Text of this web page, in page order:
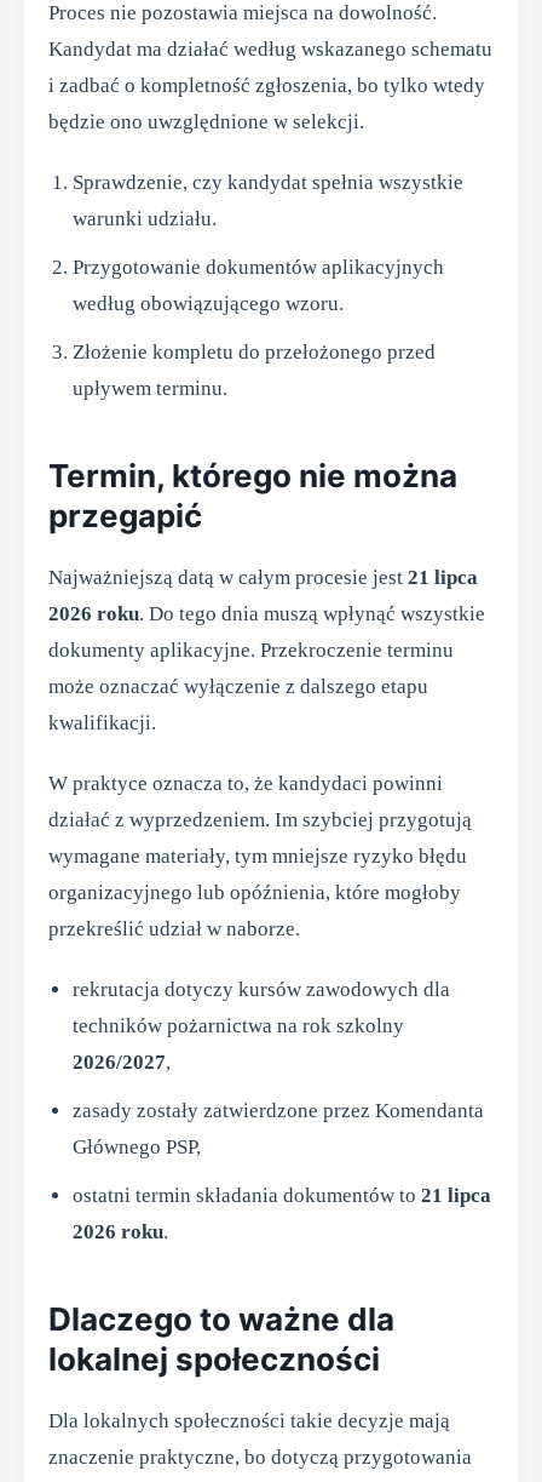
Proces nie pozostawia miejsca na dowolność.
Kandydat ma działać według wskazanego schematu
i zadbać o kompletność zgłoszenia, bo tylko wtedy
będzie ono uwzględnione w selekcji.
Sprawdzenie, czy kandydat spełnia wszystkie
warunki udziału.
Przygotowanie dokumentów aplikacyjnych
według obowiązującego wzoru.
Złożenie kompletu do przełożonego przed
upływem terminu.
Termin, którego nie można
przegapić
Najważniejszą datą w całym procesie jest 21 lipca
2026 roku. Do tego dnia muszą wpłynąć wszystkie
dokumenty aplikacyjne. Przekroczenie terminu
może oznaczać wyłączenie z dalszego etapu
kwalifikacji.
W praktyce oznacza to, że kandydaci powinni
działać z wyprzedzeniem. Im szybciej przygotują
wymagane materiały, tym mniejsze ryzyko błędu
organizacyjnego lub opóźnienia, które mogłoby
przekreślić udział w naborze.
rekrutacja dotyczy kursów zawodowych dla
techników pożarnictwa na rok szkolny
2026/2027,
zasady zostały zatwierdzone przez Komendanta
Głównego PSP,
ostatni termin składania dokumentów to 21 lipca
2026 roku.
Dlaczego to ważne dla
lokalnej społeczności
Dla lokalnych społeczności takie decyzje mają
znaczenie praktyczne, bo dotyczą przygotowania